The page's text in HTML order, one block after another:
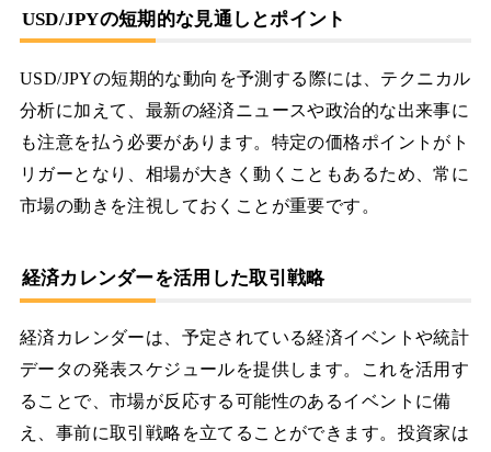
USD/JPYの短期的な見通しとポイント
USD/JPYの短期的な動向を予測する際には、テクニカル
分析に加えて、最新の経済ニュースや政治的な出来事に
も注意を払う必要があります。特定の価格ポイントがト
リガーとなり、相場が大きく動くこともあるため、常に
市場の動きを注視しておくことが重要です。
経済カレンダーを活用した取引戦略
経済カレンダーは、予定されている経済イベントや統計
データの発表スケジュールを提供します。これを活用す
ることで、市場が反応する可能性のあるイベントに備
え、事前に取引戦略を立てることができます。投資家は